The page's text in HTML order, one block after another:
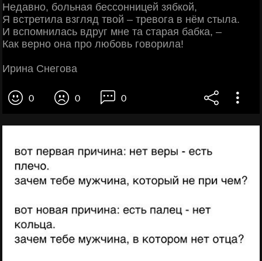
Недавно, больная бессонницей зябкой,
Я встретила взгляд твой – тревога в нём стыла.
И вспомнилась вдруг мне та старая бабка, –
Как верно она про любовь говорила!
Ирина Снегова
0 0 0